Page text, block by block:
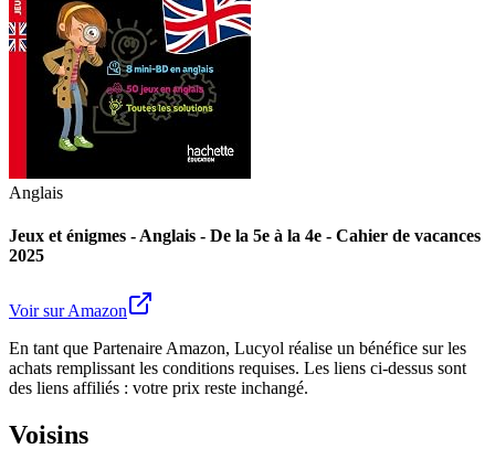
Anglais
Jeux et énigmes - Anglais - De la 5e à la 4e - Cahier de vacances
2025
Voir sur Amazon
En tant que Partenaire Amazon, Lucyol réalise un bénéfice sur les
achats remplissant les conditions requises. Les liens ci-dessus sont
des liens affiliés : votre prix reste inchangé.
Voisins